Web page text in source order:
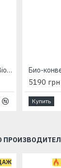
Био-конвектор LIFEX BioAir 1400R (бежевый) с терморегулятором
5190 грн
Купить